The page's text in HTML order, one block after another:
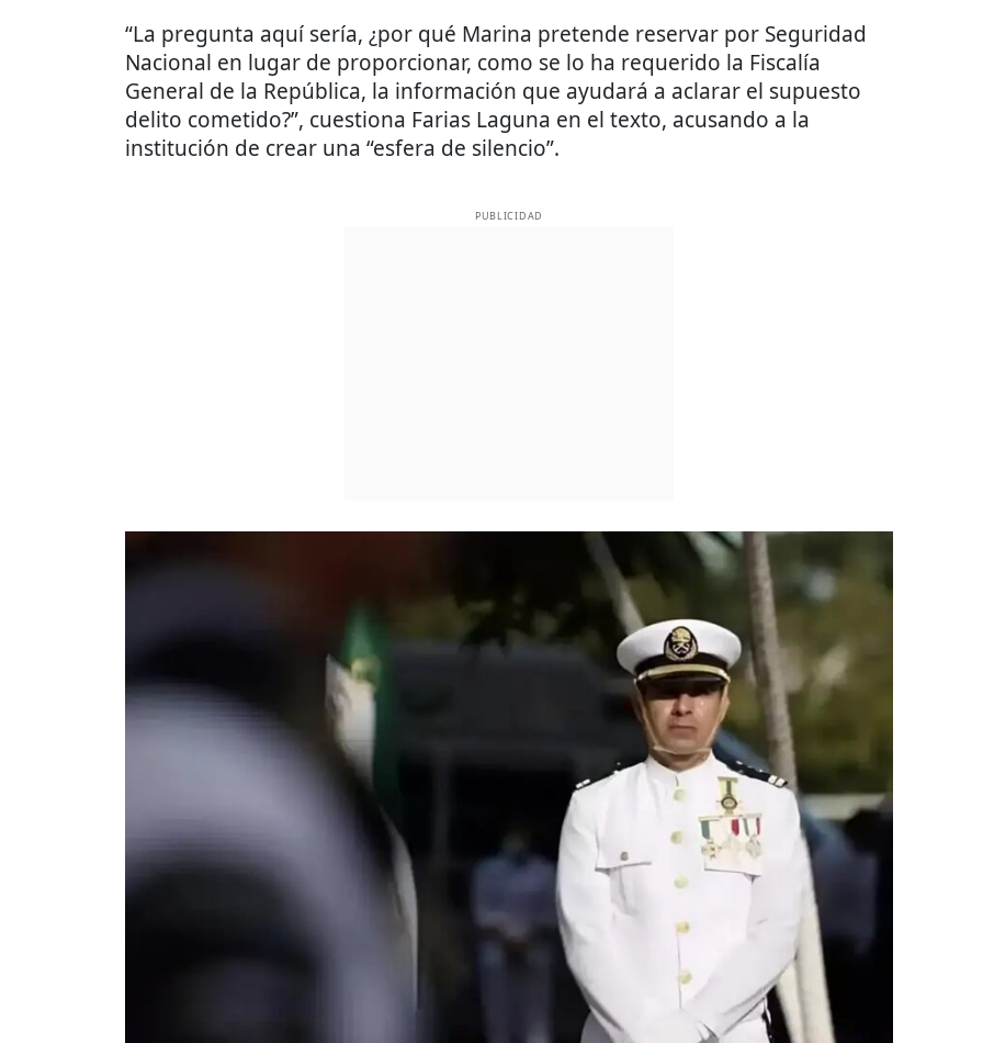
“La pregunta aquí sería, ¿por qué Marina pretende reservar por Seguridad
Nacional en lugar de proporcionar, como se lo ha requerido la Fiscalía
General de la República, la información que ayudará a aclarar el supuesto
delito cometido?”, cuestiona Farias Laguna en el texto, acusando a la
institución de crear una “esfera de silencio”.
PUBLICIDAD